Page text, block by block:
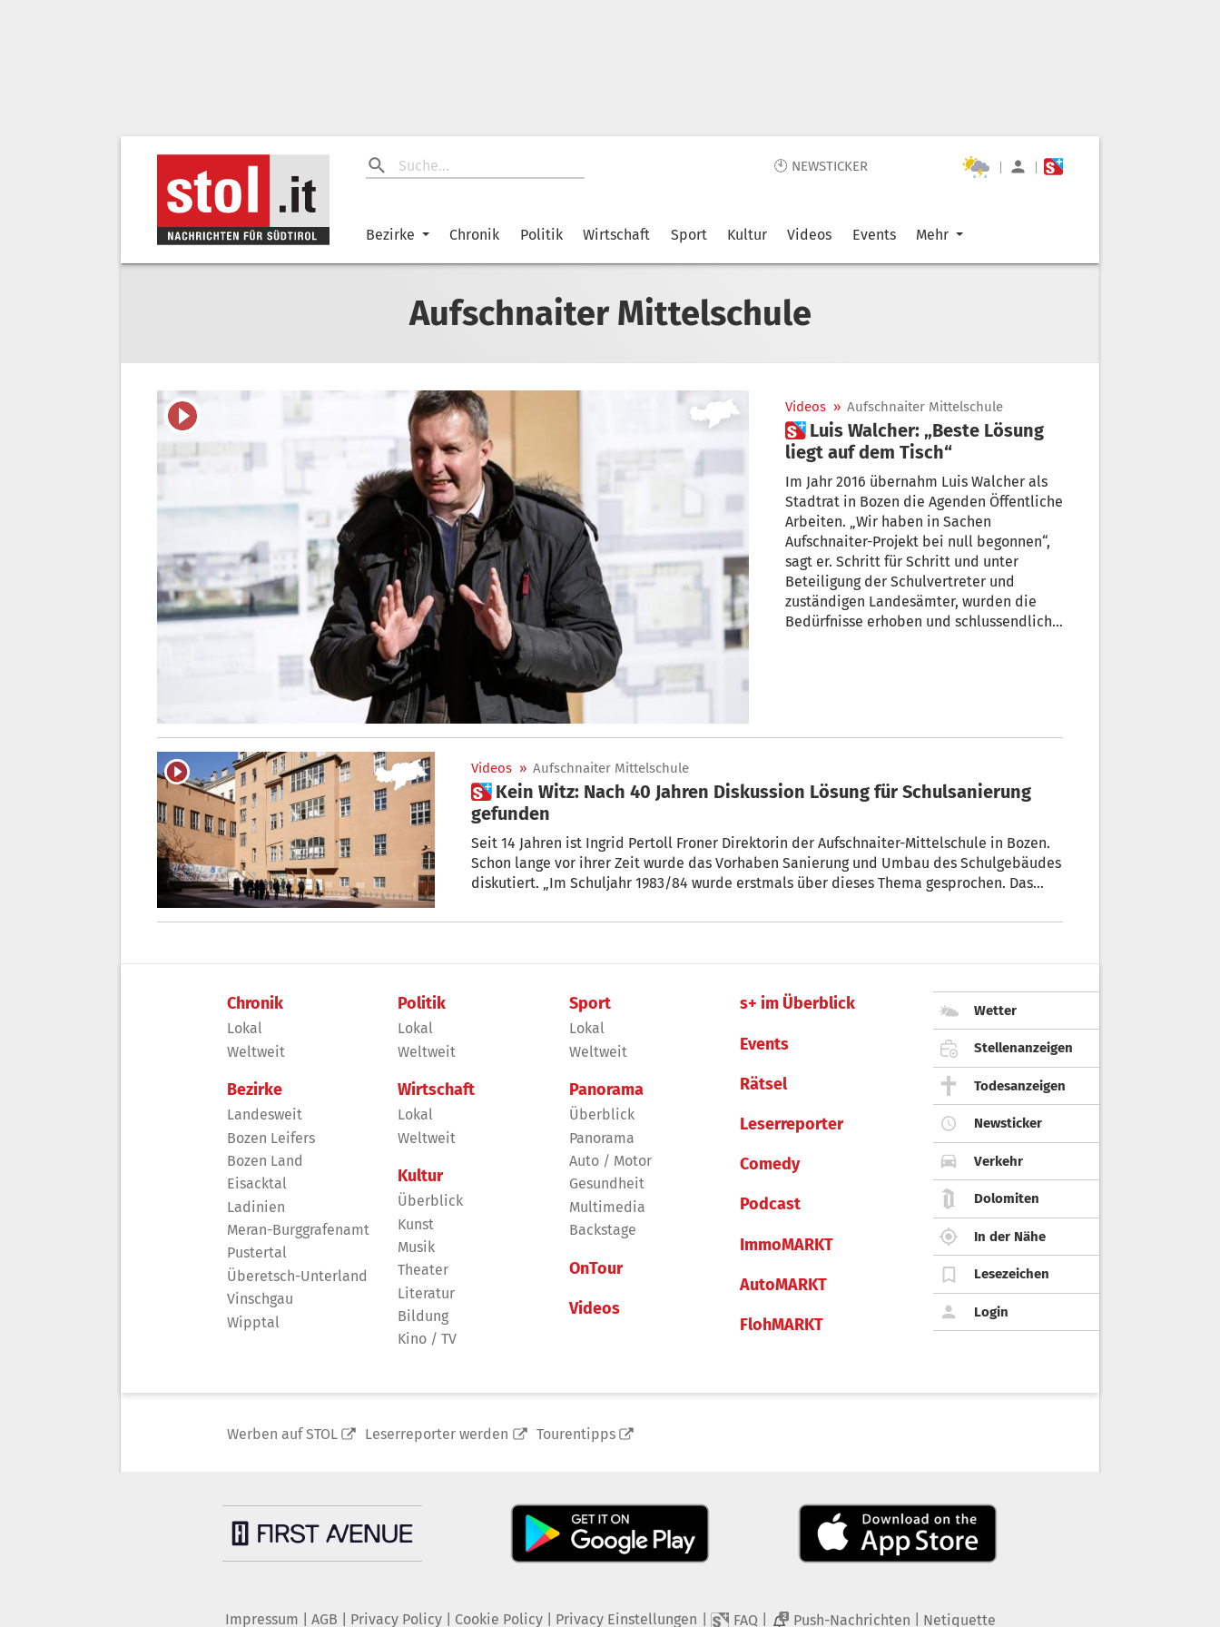
🕙 NEWSTICKER | |
Bezirke Chronik Politik Wirtschaft Sport Kultur Videos Events Mehr
Aufschnaiter Mittelschule
Videos » Aufschnaiter Mittelschule
 Luis Walcher: „Beste Lösung
liegt auf dem Tisch“
Im Jahr 2016 übernahm Luis Walcher als
Stadtrat in Bozen die Agenden Öffentliche
Arbeiten. „Wir haben in Sachen
Aufschnaiter-Projekt bei null begonnen“,
sagt er. Schritt für Schritt und unter
Beteiligung der Schulvertreter und
zuständigen Landesämter, wurden die
Bedürfnisse erhoben und schlussendlich
Walcher. Die Finanzierung ist gesichert.
mit den Arbeiten beginnen“, kündigt der
Vizebürgermeister an.
Videos » Aufschnaiter Mittelschule
 Kein Witz: Nach 40 Jahren Diskussion Lösung für Schulsanierung
gefunden
Seit 14 Jahren ist Ingrid Pertoll Froner Direktorin der Aufschnaiter-Mittelschule in Bozen.
Schon lange vor ihrer Zeit wurde das Vorhaben Sanierung und Umbau des Schulgebäudes
diskutiert. „Im Schuljahr 1983/84 wurde erstmals über dieses Thema gesprochen. Das
Vorhaben durchzuziehen, ist es der Schulgemeinschaft mit viel Durchhaltevermögen und
Vorhaben zu gewinnen
Chronik
Lokal
Weltweit
Bezirke
Landesweit
Bozen Leifers
Bozen Land
Eisacktal
Ladinien
Meran-Burggrafenamt
Pustertal
Überetsch-Unterland
Vinschgau
Wipptal
Politik
Lokal
Weltweit
Wirtschaft
Lokal
Weltweit
Kultur
Überblick
Kunst
Musik
Theater
Literatur
Bildung
Kino / TV
Sport
Lokal
Weltweit
Panorama
Überblick
Panorama
Auto / Motor
Gesundheit
Multimedia
Backstage
OnTour
Videos
s+ im Überblick
Events
Rätsel
Leserreporter
Comedy
Podcast
ImmoMARKT
AutoMARKT
FlohMARKT
Wetter
Stellenanzeigen
Todesanzeigen
Newsticker
Verkehr
Dolomiten
In der Nähe
Lesezeichen
Login
Werben auf STOL Leserreporter werden Tourentipps
Impressum AGB Privacy Policy| Cookie Policy| Privacy Einstellungen FAQ 2 Push-Nachrichten Netiquette